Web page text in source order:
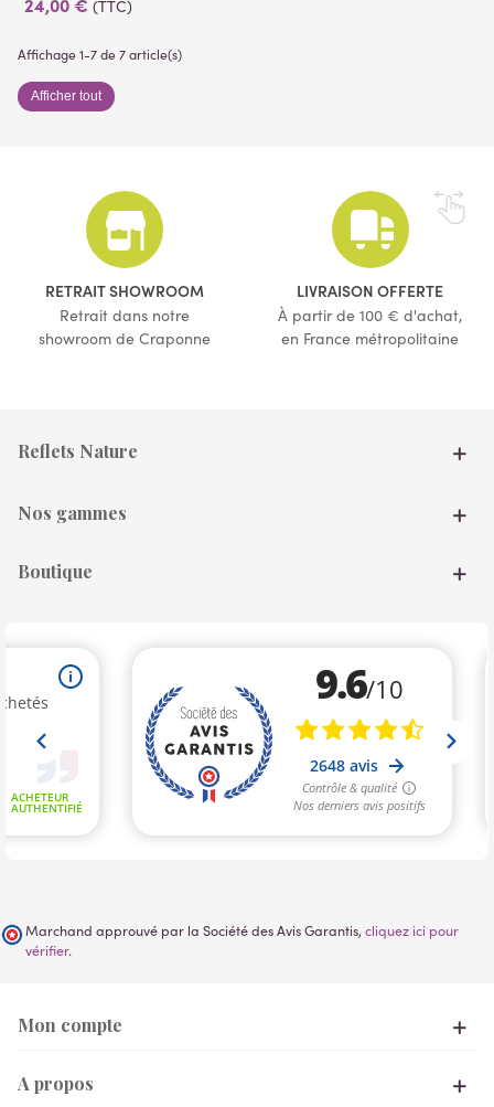
(TTC)
Affichage 1-7 de 7 article(s)
Afficher tout
RETRAIT SHOWROOM
Retrait dans notre
showroom de Craponne
LIVRAISON OFFERTE
À partir de 100 € d'achat,
en France métropolitaine
Reflets Nature
Nos gammes
Boutique
Marchand approuvé par la Société des Avis Garantis, cliquez ici pour
vérifier.
Mon compte
A propos